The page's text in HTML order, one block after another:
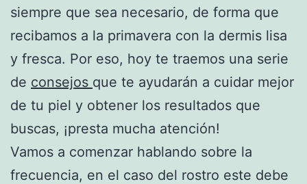
siempre que sea necesario, de forma que
recibamos a la primavera con la dermis lisa
y fresca. Por eso, hoy te traemos una serie
de consejos que te ayudarán a cuidar mejor
de tu piel y obtener los resultados que
buscas, ¡presta mucha atención!
Vamos a comenzar hablando sobre la
frecuencia, en el caso del rostro este debe